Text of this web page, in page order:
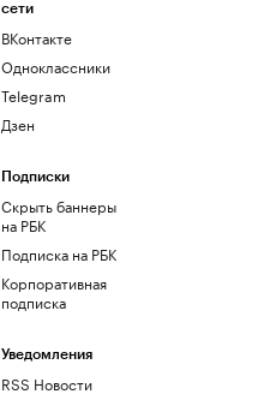
сети
ВКонтакте
Одноклассники
Telegram
Дзен
Подписки
Скрыть баннеры
на РБК
Подписка на РБК
Корпоративная
подписка
Уведомления
RSS Новости